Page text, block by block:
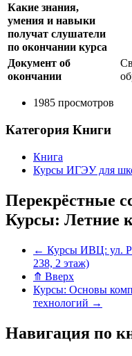
Какие знания,
умения и навыки
получат слушатели
по окончании курса
Документ об
окончании
1985 просмотров
Категория Книги
Книга
Курсы ИГЭУ для
Перекрёстные
Курсы: Летние
← Курсы ИВЦ: ул.
238, 2 этаж)
⤊ Вверх
Курсы: Основы
технологий →
Навигация по